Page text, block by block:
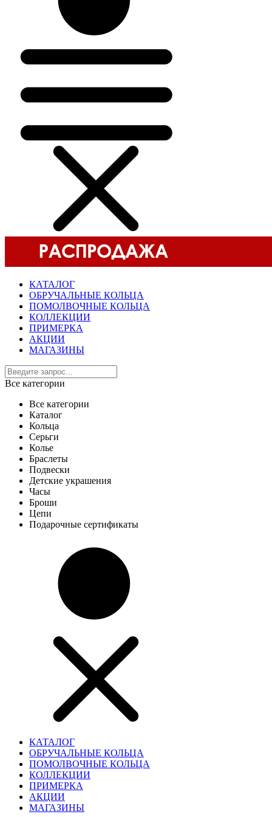
КАТАЛОГ
ОБРУЧАЛЬНЫЕ КОЛЬЦА
ПОМОЛВОЧНЫЕ КОЛЬЦА
КОЛЛЕКЦИИ
ПРИМЕРКА
АКЦИИ
МАГАЗИНЫ
Все категории
Все категории
Каталог
Кольца
Серьги
Колье
Браслеты
Подвески
Детские украшения
Часы
Броши
Цепи
Подарочные сертификаты
КАТАЛОГ
ОБРУЧАЛЬНЫЕ КОЛЬЦА
ПОМОЛВОЧНЫЕ КОЛЬЦА
КОЛЛЕКЦИИ
ПРИМЕРКА
АКЦИИ
МАГАЗИНЫ